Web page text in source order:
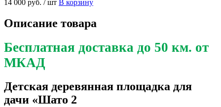
14 000 руб. / шт В корзину
Описание товара
Бесплатная доставка до 50 км. от
МКАД
Детская деревянная площадка для
дачи «Шато 2